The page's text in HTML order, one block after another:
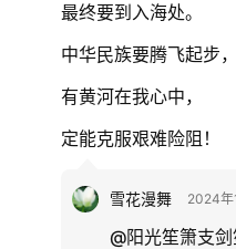
最终要到入海处。
中华民族要腾飞起步，
有黄河在我心中，
定能克服艰难险阻！
雪花漫舞 2024年
@阳光笙箫支剑